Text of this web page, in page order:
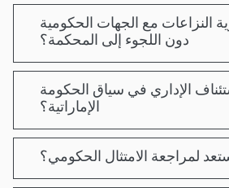
النزاعات مع الجهات الحكومية
دون اللجوء إلى المحكمة؟
الإداري في سياق الحكومة
الإماراتية؟
لمراجعة الامتثال الحكومي؟